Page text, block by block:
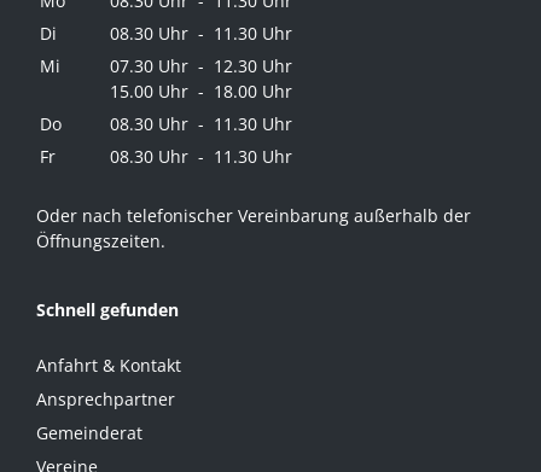
Di
08.30 Uhr - 11.30 Uhr
Mi
07.30 Uhr - 12.30 Uhr
15.00 Uhr - 18.00 Uhr
Do
08.30 Uhr - 11.30 Uhr
Fr
08.30 Uhr - 11.30 Uhr
Oder nach telefonischer Vereinbarung außerhalb der
Öffnungszeiten.
Schnell gefunden
Anfahrt & Kontakt
Ansprechpartner
Gemeinderat
Vereine